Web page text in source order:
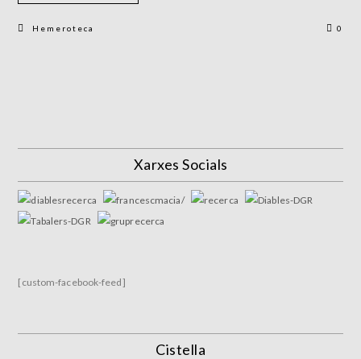
Hemeroteca 0
Xarxes Socials
[custom-facebook-feed]
Cistella